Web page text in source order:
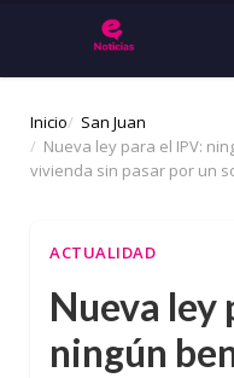
Inicio
San Juan
Nueva ley para el IPV:
vivienda sin pasar por un
ACTUALIDAD
Nueva ley
ningún